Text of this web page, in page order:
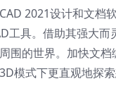
2021设计和文档
工具。借助其强大而
围的世界。加快文档
模式下更直观地探索